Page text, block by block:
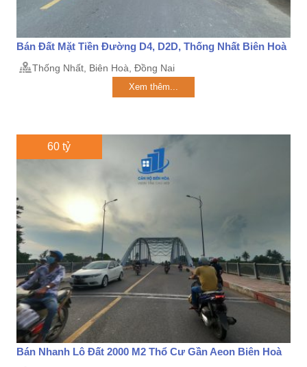
Bán Đất Mặt Tiền Đường D4, D2D, Thống Nhất Biên Hoà
Thống Nhất, Biên Hoà, Đồng Nai
Xem thêm...
60 tỷ
Bán Nhanh Lô Đất 2000 M2 Thổ Cư Gần Aeon Biên Hoà